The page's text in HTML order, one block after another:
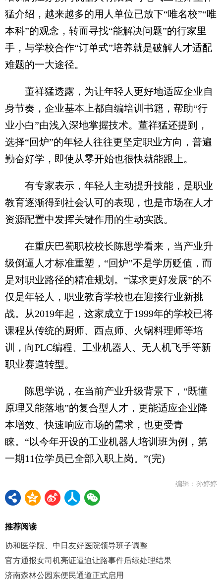
猛介绍，越来越多的用人单位已放下“唯名校”“唯
本科”的观念，转而寻找“能解决问题”的行家里
手，与学校合作“订单式”培养就是破解人才适配
难题的一大途径。
董祥猛透露，为让年轻人更好地适应企业自
身节奏，企业基本上都自编培训书籍，帮助“行
业小白”由浅入深地掌握技术。董祥猛还提到，
选择“回炉”的年轻人往往更坚定职业方向，普遍
勤奋好学，即使从零开始也很快就能跟上。
有专家表示，年轻人主动提升技能，是职业
教育逐渐得到社会认可的表现，也是市场在人才
资源配置中发挥关键作用的生动实践。
在重庆巴蜀职校校长陈思学看来，当产业升
级倒逼人才标准重塑，“回炉”不是学历贬值，而
是对职业路径的精准规划。“谋求更好发展”的不
仅是年轻人，职业教育学校也在迎接行业新挑
战。从2019年起，这家成立于1999年的学校已将
课程从传统的厨师、西点师、火锅料理师等培
训，向PLC编程、工业机器人、无人机飞手等新
职业赛道转型。
陈思学说，在当前产业升级背景下，“既懂
原理又能落地”的复合型人才，更能适应企业降
本增效、快速响应市场的需求，也更受青
睐。“以今年开设的工业机器人培训班为例，第
一期11位学员已全部入职上岗。”(完)
编辑：孙婷婷
推荐阅读
协和医学院、中日友好医院领导班子调整
官方通报女司机亮证逼迫让路事件后续处理结果
济南森林公园东便民通道正式启用